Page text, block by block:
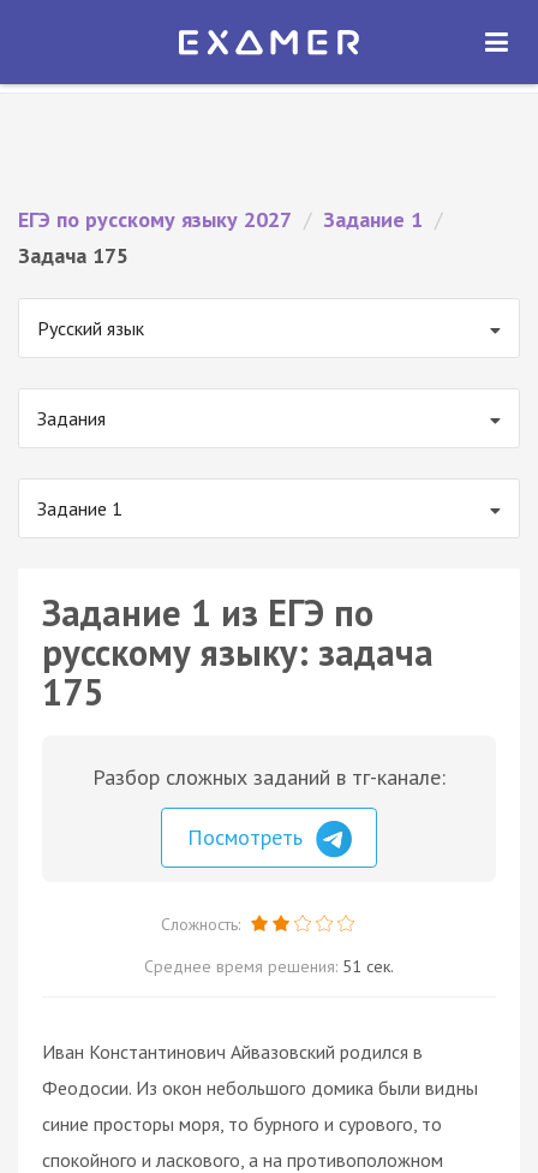
Экзамер — ЕГЭ 2027
ОТКРЫТЬ
ЕГЭ по русскому языку 2027 / Задание 1 /
Задача 175
Русский язык
Задания
Задание 1
Задание 1 из ЕГЭ по
русскому языку: задача
175
Разбор сложных заданий в тг-канале:
Посмотреть
Сложность:
Среднее время решения: 51 сек.
Иван Константинович Айвазовский родился в
Феодосии. Из окон небольшого домика были видны
синие просторы моря, то бурного и сурового, то
спокойного и ласкового, а на противоположном